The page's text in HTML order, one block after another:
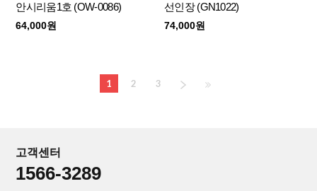
안시리움1호 (OW-0086)
64,000원
선인장 (GN1022)
74,000원
1 2 3
고객센터
1566-3289